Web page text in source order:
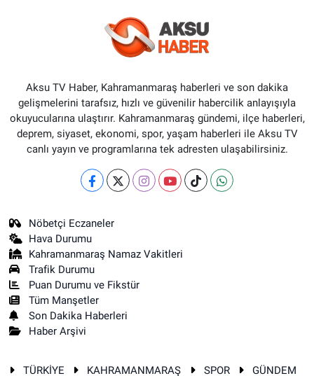
Aksu TV Haber, Kahramanmaraş haberleri ve son dakika
gelişmelerini tarafsız, hızlı ve güvenilir habercilik anlayışıyla
okuyucularına ulaştırır. Kahramanmaraş gündemi, ilçe haberleri,
deprem, siyaset, ekonomi, spor, yaşam haberleri ile Aksu TV
canlı yayın ve programlarına tek adresten ulaşabilirsiniz.
Nöbetçi Eczaneler
Hava Durumu
Kahramanmaraş Namaz Vakitleri
Trafik Durumu
Puan Durumu ve Fikstür
Tüm Manşetler
Son Dakika Haberleri
Haber Arşivi
TÜRKİYE KAHRAMANMARAŞ SPOR GÜNDEM